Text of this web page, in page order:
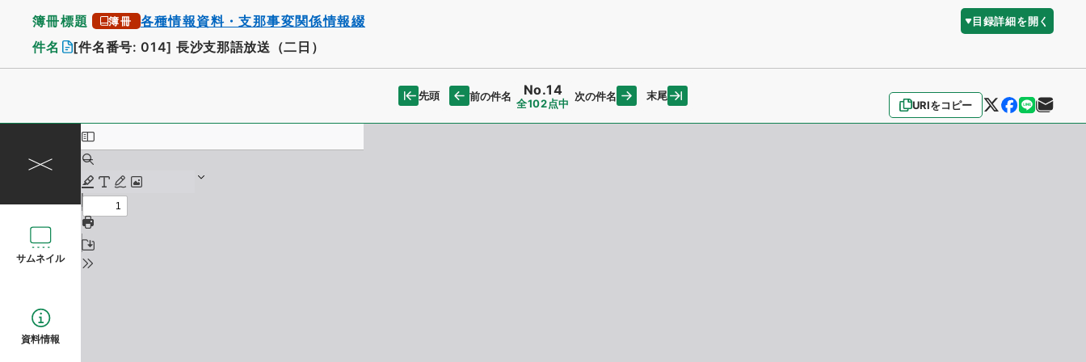
簿冊標題 簿冊 各種情報資料・支那事変関係情報綴 目録詳細を開く
件名 [件名番号: 014] 長沙支那語放送（二日）
URIをコピー
先頭 前の件名 No.14
全102点中
次の件名 末尾
サムネイル
資料情報